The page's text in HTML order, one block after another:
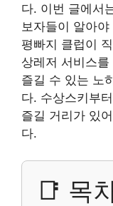
다. 이번 글에서
보자들이 알아
평빠지 클럽이
상레저 서비스
즐길 수 있는 노
다. 수상스키부
즐길 거리가 있
다.
📑 목